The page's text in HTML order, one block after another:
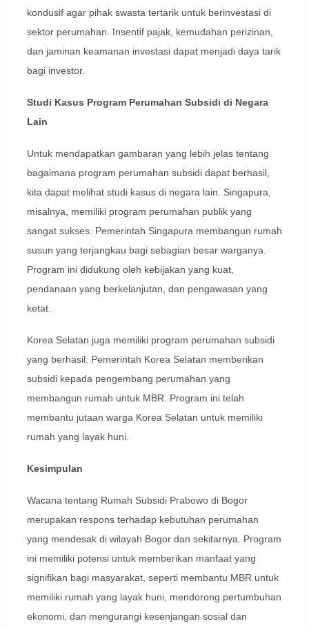
kondusif agar pihak swasta tertarik untuk berinvestasi di
sektor perumahan. Insentif pajak, kemudahan perizinan,
dan jaminan keamanan investasi dapat menjadi daya tarik
bagi investor.
Studi Kasus Program Perumahan Subsidi di Negara
Lain
Untuk mendapatkan gambaran yang lebih jelas tentang
bagaimana program perumahan subsidi dapat berhasil,
kita dapat melihat studi kasus di negara lain. Singapura,
misalnya, memiliki program perumahan publik yang
sangat sukses. Pemerintah Singapura membangun rumah
susun yang terjangkau bagi sebagian besar warganya.
Program ini didukung oleh kebijakan yang kuat,
pendanaan yang berkelanjutan, dan pengawasan yang
ketat.
Korea Selatan juga memiliki program perumahan subsidi
yang berhasil. Pemerintah Korea Selatan memberikan
subsidi kepada pengembang perumahan yang
membangun rumah untuk MBR. Program ini telah
membantu jutaan warga Korea Selatan untuk memiliki
rumah yang layak huni.
Kesimpulan
Wacana tentang Rumah Subsidi Prabowo di Bogor
merupakan respons terhadap kebutuhan perumahan
yang mendesak di wilayah Bogor dan sekitarnya. Program
ini memiliki potensi untuk memberikan manfaat yang
signifikan bagi masyarakat, seperti membantu MBR untuk
memiliki rumah yang layak huni, mendorong pertumbuhan
ekonomi, dan mengurangi kesenjangan sosial dan